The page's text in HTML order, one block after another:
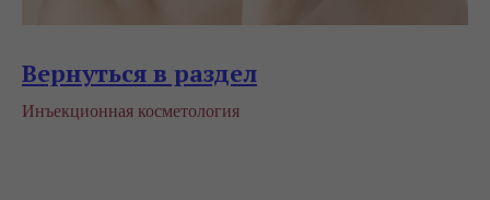
Вернуться в раздел
Инъекционная косметология